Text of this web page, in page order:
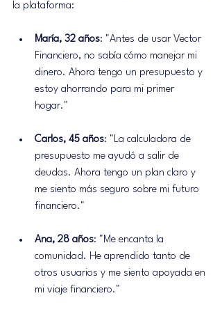
la plataforma:
María, 32 años: "Antes de usar Vector
Financiero, no sabía cómo manejar mi
dinero. Ahora tengo un presupuesto y
estoy ahorrando para mi primer
hogar."
Carlos, 45 años: "La calculadora de
presupuesto me ayudó a salir de
deudas. Ahora tengo un plan claro y
me siento más seguro sobre mi futuro
financiero."
Ana, 28 años: "Me encanta la
comunidad. He aprendido tanto de
otros usuarios y me siento apoyada en
mi viaje financiero."